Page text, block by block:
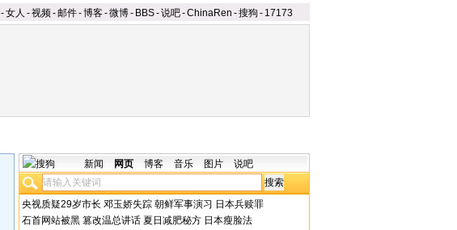
-女人 -视频-邮件-博客-微博- BBS-说吧-ChinaRen -搜狗 - 17173
新闻 网页 博客 音乐 图片 说吧
央视质疑29岁市长 邓玉娇失踪 朝鲜军事演习 日本兵赎罪
石首网站被黑 篡改温总讲话 夏日减肥秘方 日本瘦脸法